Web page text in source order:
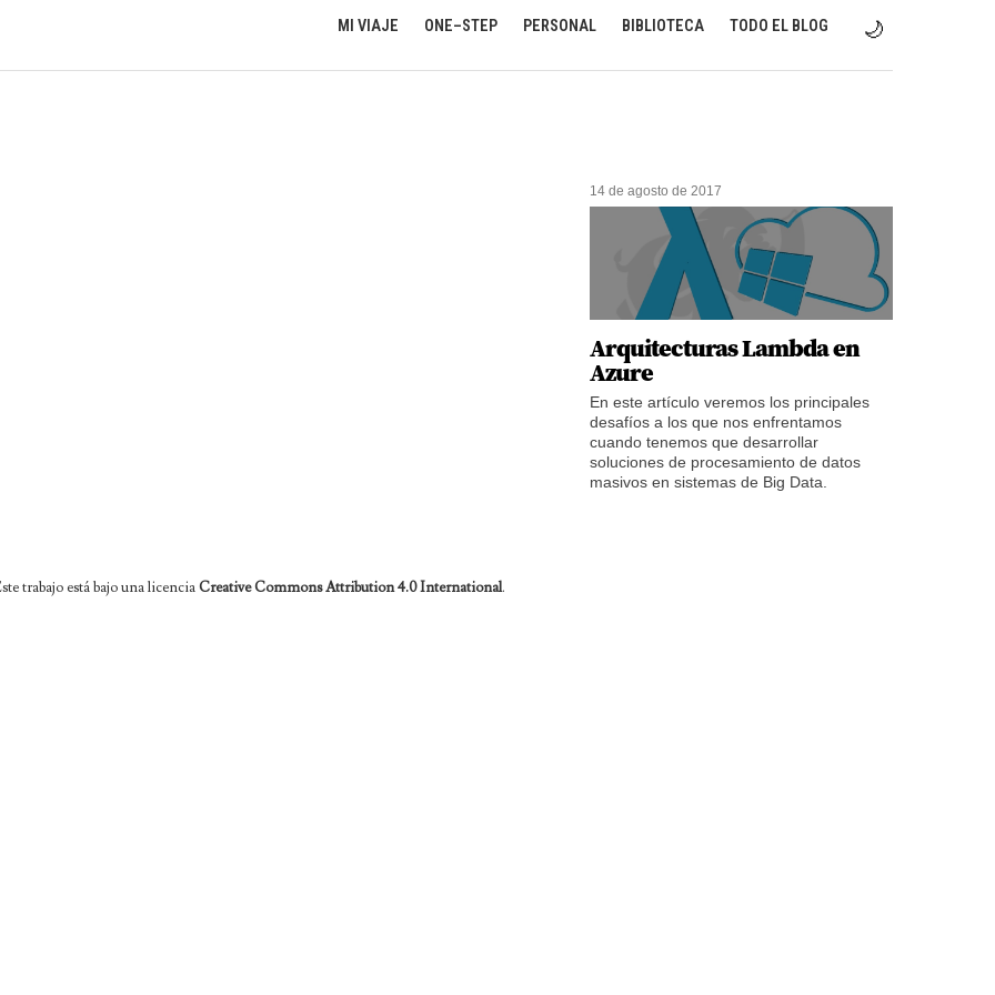
MI VIAJE ONE–STEP PERSONAL BIBLIOTECA TODO EL BLOG 🌙
14 de agosto de 2017
Arquitecturas Lambda en
Azure
En este artículo veremos los principales
desafíos a los que nos enfrentamos
cuando tenemos que desarrollar
soluciones de procesamiento de datos
masivos en sistemas de Big Data.
trabajo está bajo una licenciaCreative Commons Attribution 4.0 International.